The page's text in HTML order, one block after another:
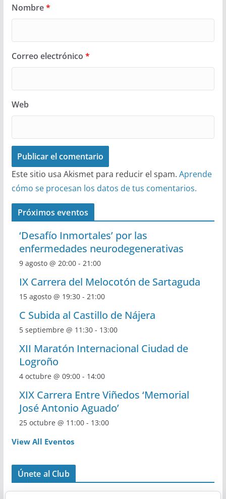
Nombre*
Correo electrónico *
Web
Este sitio usa Akismet para reducir el spam. Aprende
cómo se procesan los datos de tus comentarios.
Próximos eventos
‘Desafío Inmortales’ por las
enfermedades neurodegenerativas
9 agosto @ 20:00- 21:00
IX Carrera del Melocotón de Sartaguda
15 agosto @ 19:30- 21:00
C Subida al Castillo de Nájera
5 septiembre @ 11:30- 13:00
XII Maratón Internacional Ciudad de
Logroño
4 octubre @ 09:00- 14:00
XIX Carrera Entre Viñedos ‘Memorial
José Antonio Aguado’
25 octubre @ 11:00- 13:00
View All Eventos
Únete al Club